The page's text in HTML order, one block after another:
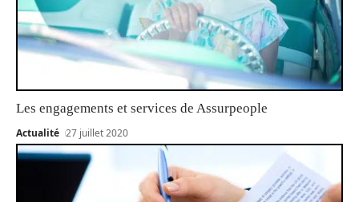
Les engagements et services de Assurpeople
Actualité 27 juillet 2020